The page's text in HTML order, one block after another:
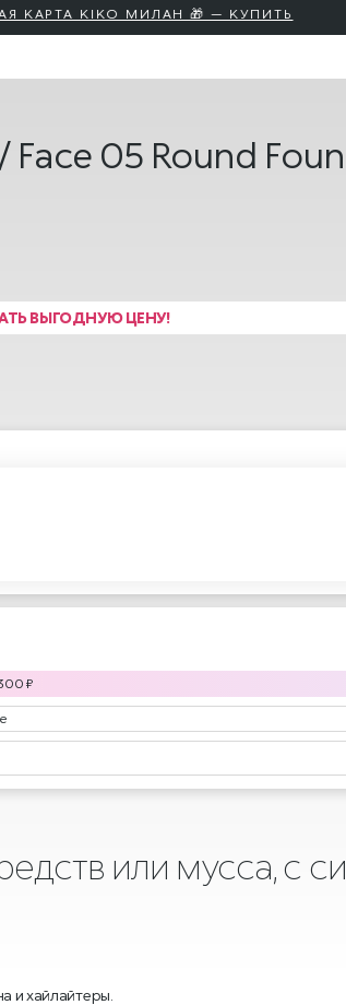
🎁 — КУПИТЬ
Face 05 Round
ВЫГОДНУЮ ЦЕНУ!
₽
или мусса, с
и хайлайтеры.